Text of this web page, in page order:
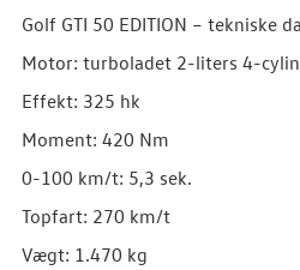
Golf GTI 50 EDITION – tekniske
Motor: turboladet 2-liters 4-
Effekt: 325 hk
Moment: 420 Nm
0-100 km/t: 5,3 sek.
Topfart: 270 km/t
Vægt: 1.470 kg